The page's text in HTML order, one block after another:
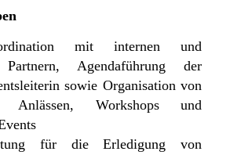
mit internen und
Partnern, Agendaführung der
sowie Organisation von
Anlässen, Workshops und
für die Erledigung von